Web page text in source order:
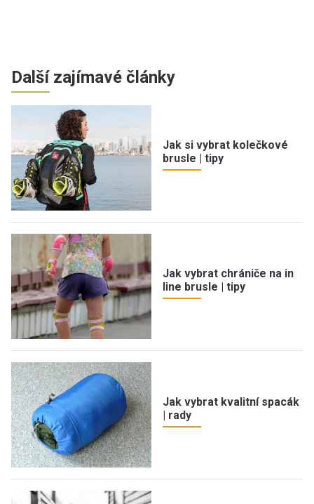
Další zajímavé články
Jak si vybrat kolečkové
brusle | tipy
Jak vybrat chrániče na in
line brusle | tipy
Jak vybrat kvalitní spacák
| rady